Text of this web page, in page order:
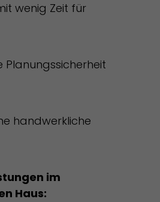
wenig Zeit für
Planungssicherheit
handwerkliche
im
Haus: